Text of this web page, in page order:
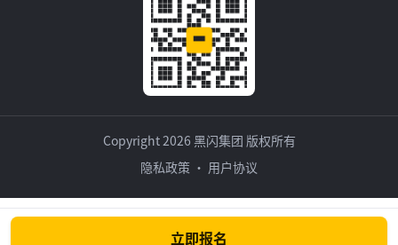
Copyright 2026 黑闪集团 版权所有
隐私政策 · 用户协议
立即报名